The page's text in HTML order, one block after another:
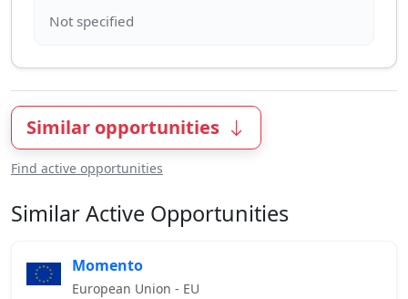
Similar opportunities
Find active opportunities
Similar Active Opportunities
Momento
European Union - EU